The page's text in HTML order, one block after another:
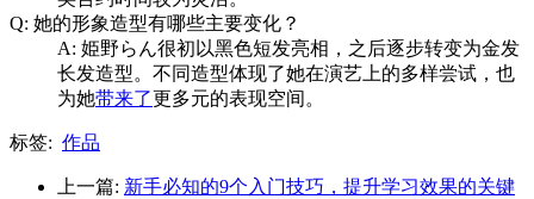
Q: 她的形象造型有哪些主要变化？
A: 姫野らん很初以黑色短发亮相，之后逐步转变为金发
长发造型。不同造型体现了她在演艺上的多样尝试，也
为她带来了更多元的表现空间。
标签: 作品
上一篇: 新手必知的9个入门技巧，提升学习效果的关键